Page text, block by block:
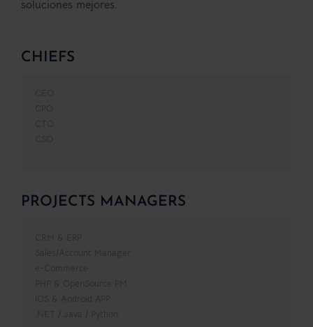
soluciones mejores.
CHIEFS
PROJECTS MANAGERS